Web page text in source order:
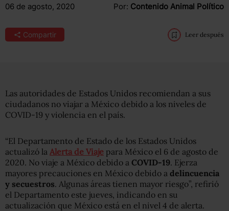
06 de agosto, 2020 Por: Contenido Animal Político
Compartir Leer después
Las autoridades de Estados Unidos recomiendan a sus
ciudadanos no viajar a México debido a los niveles de
COVID-19 y violencia en el país.
“El Departamento de Estado de los Estados Unidos
actualizó la Alerta de Viaje para México el 6 de agosto de
2020. No viaje a México debido a COVID-19. Ejerza
mayores precauciones en México debido a delincuencia
y secuestros. Algunas áreas tienen mayor riesgo”, refirió
el Departamento este jueves, indicando en su
actualización que México está en el nivel 4 de alerta.